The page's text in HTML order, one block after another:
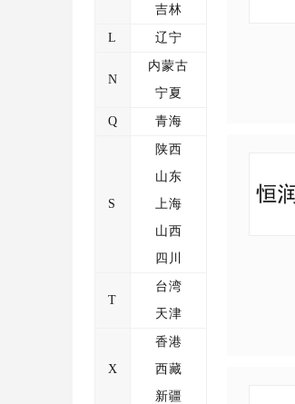
吉林
L 辽宁
N
内蒙古
宁夏
Q 青海
S
陕西
山东
上海
山西
四川
T
台湾
天津
X
香港
西藏
新疆